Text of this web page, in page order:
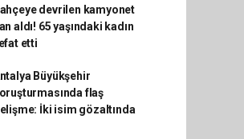
devrilen kamyonet
aldı! 65 yaşındaki kadın
etti
Büyükşehir
flaş
İki isim gözaltında